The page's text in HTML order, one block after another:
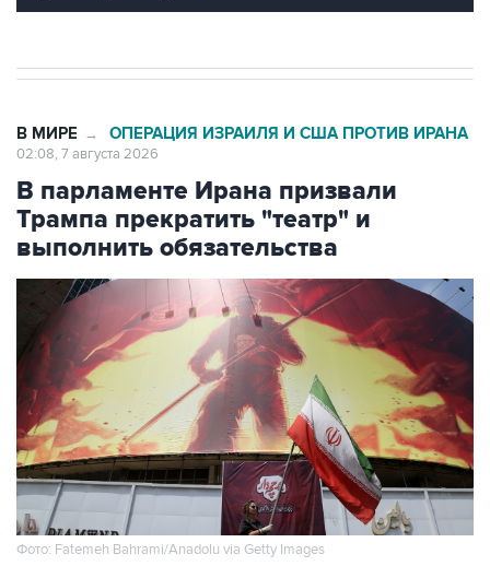
В МИРЕ → ОПЕРАЦИЯ ИЗРАИЛЯ И США ПРОТИВ ИРАНА
02:08, 7 августа 2026
В парламенте Ирана призвали
Трампа прекратить "театр" и
выполнить обязательства
Фото: Fatemeh Bahrami/Anadolu via Getty Images